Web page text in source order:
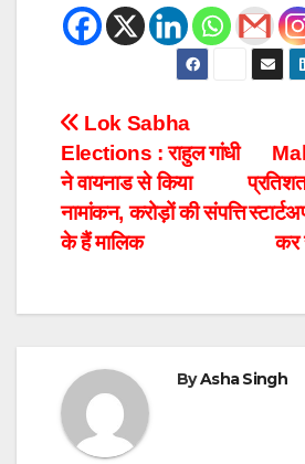
कर
Lok Sabha
Elections : राहुल गांधी
ने वायनाड से किया
नामांकन, करोड़ों की संपत्ति
के हैं मालिक
ByAsha Singh